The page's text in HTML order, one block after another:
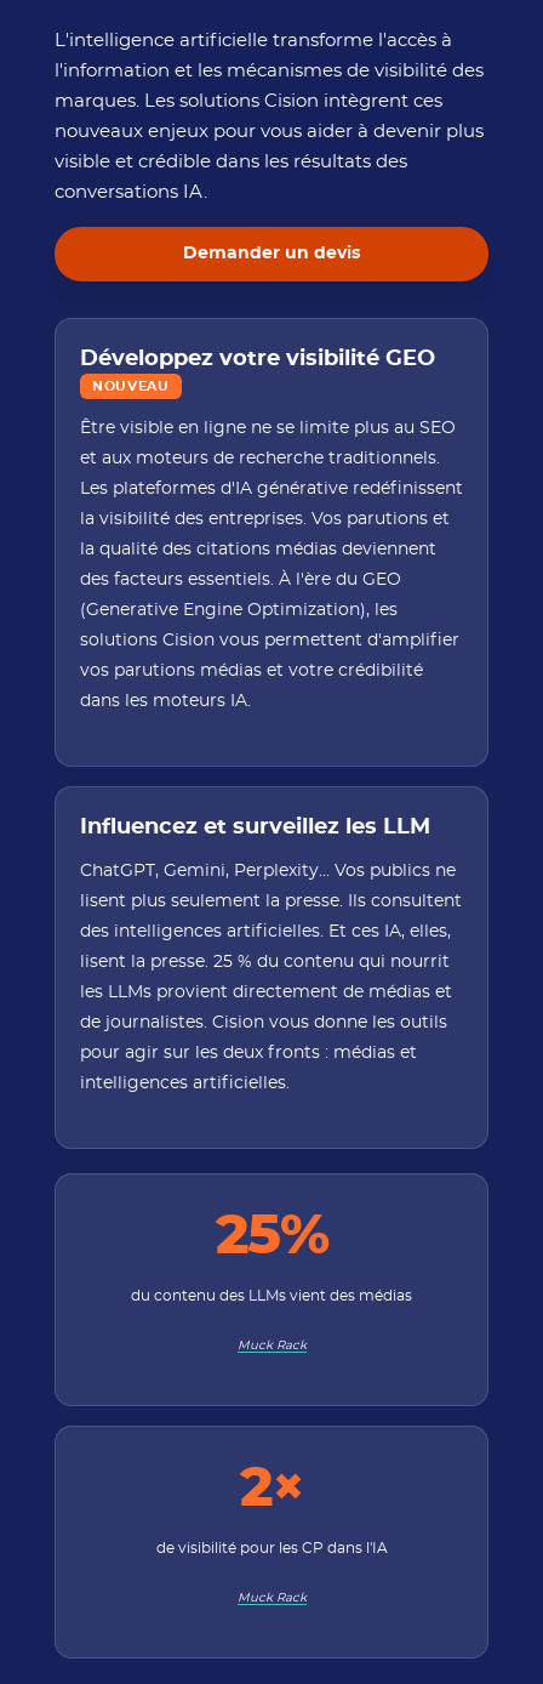
L'intelligence artificielle transforme l'accès à
l'information et les mécanismes de visibilité des
marques. Les solutions Cision intègrent ces
nouveaux enjeux pour vous aider à devenir plus
visible et crédible dans les résultats des
conversations IA.
Demander un devis
Développez votre visibilité GEO
NOUVEAU
Être visible en ligne ne se limite plus au SEO
et aux moteurs de recherche traditionnels.
Les plateformes d'IA générative redéfinissent
la visibilité des entreprises. Vos parutions et
la qualité des citations médias deviennent
des facteurs essentiels. À l'ère du GEO
(Generative Engine Optimization), les
solutions Cision vous permettent d'amplifier
vos parutions médias et votre crédibilité
dans les moteurs IA.
Influencez et surveillez les LLM
ChatGPT, Gemini, Perplexity... Vos publics ne
lisent plus seulement la presse. Ils consultent
des intelligences artificielles. Et ces IA, elles,
lisent la presse. 25 % du contenu qui nourrit
les LLMs provient directement de médias et
de journalistes. Cision vous donne les outils
pour agir sur les deux fronts : médias et
intelligences artificielles.
25%
du contenu des LLMs vient des médias
Muck Rack
2×
de visibilité pour les CP dans l'IA
Muck Rack